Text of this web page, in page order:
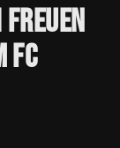
freuen
FC